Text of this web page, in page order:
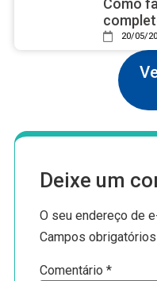
Como
20/05/
Deixe um
O seu endereço de
Campos
Comentário*